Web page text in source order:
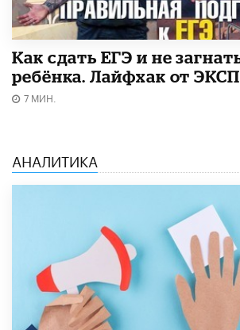
​Как сдать ЕГЭ и не
ребёнка. Лайфхак от
7 МИН.
АНАЛИТИКА